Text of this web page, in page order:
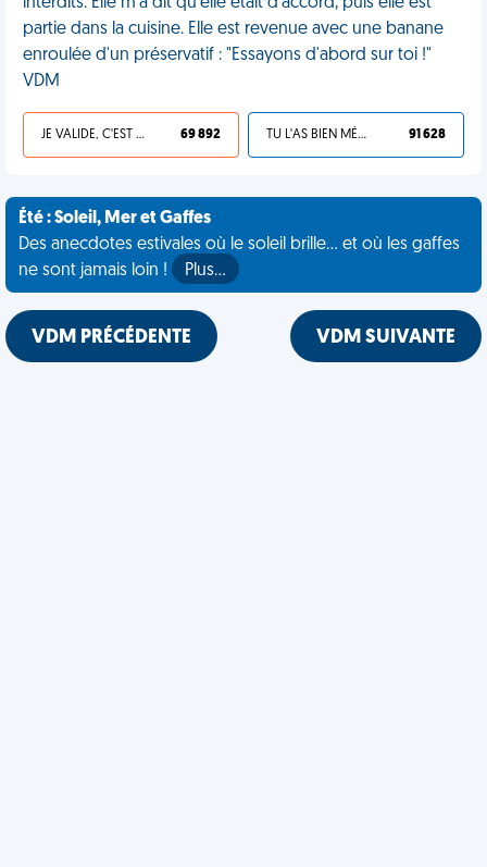
partie dans la cuisine. Elle est revenue avec une banane
enroulée d'un préservatif : "Essayons d'abord sur toi !"
VDM
JE VALIDE, C'EST UNE VDM 69 892 TU L'AS BIEN MÉRITÉ 91 628
Été : Soleil, Mer et Gaffes
Des anecdotes estivales où le soleil brille... et où les gaffes
ne sont jamais loin !
Plus…
VDM PRÉCÉDENTE VDM SUIVANTE